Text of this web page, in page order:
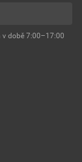
době 7:00–17:00